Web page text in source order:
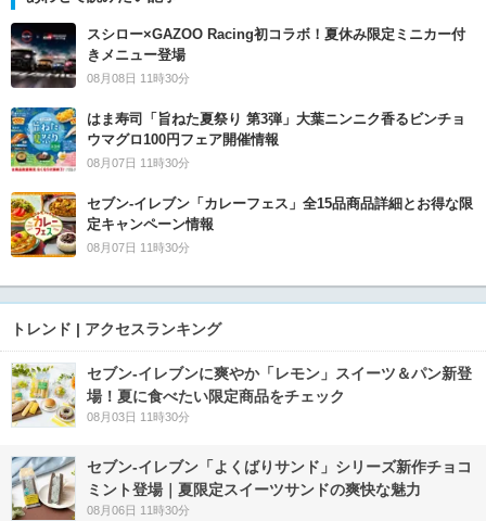
スシロー×GAZOO Racing初コラボ！夏休み限定ミニカー付
きメニュー登場
08月08日 11時30分
はま寿司「旨ねた夏祭り 第3弾」大葉ニンニク香るビンチョ
ウマグロ100円フェア開催情報
08月07日 11時30分
セブン‐イレブン「カレーフェス」全15品商品詳細とお得な限
定キャンペーン情報
08月07日 11時30分
トレンド | アクセスランキング
セブン‐イレブンに爽やか「レモン」スイーツ＆パン新登
場！夏に食べたい限定商品をチェック
08月03日 11時30分
セブン‐イレブン「よくばりサンド」シリーズ新作チョコ
ミント登場｜夏限定スイーツサンドの爽快な魅力
08月06日 11時30分